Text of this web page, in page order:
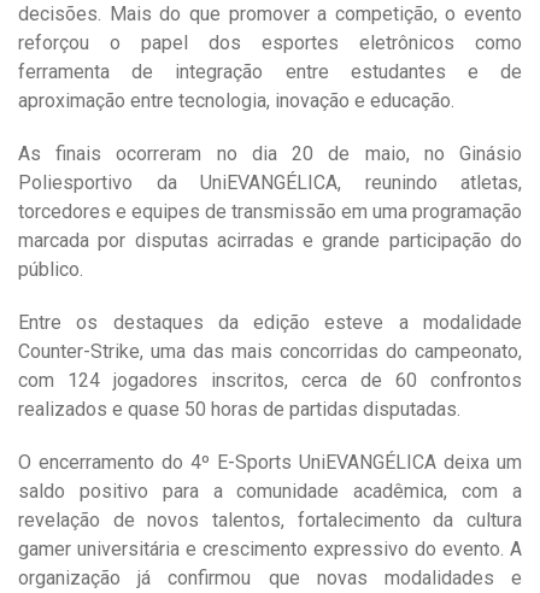
decisões. Mais do que promover a competição, o evento
reforçou o papel dos esportes eletrônicos como
ferramenta de integração entre estudantes e de
aproximação entre tecnologia, inovação e educação.
As finais ocorreram no dia 20 de maio, no Ginásio
Poliesportivo da UniEVANGÉLICA, reunindo atletas,
torcedores e equipes de transmissão em uma programação
marcada por disputas acirradas e grande participação do
público.
Entre os destaques da edição esteve a modalidade
Counter-Strike, uma das mais concorridas do campeonato,
com 124 jogadores inscritos, cerca de 60 confrontos
realizados e quase 50 horas de partidas disputadas.
O encerramento do 4º E-Sports UniEVANGÉLICA deixa um
saldo positivo para a comunidade acadêmica, com a
revelação de novos talentos, fortalecimento da cultura
gamer universitária e crescimento expressivo do evento. A
organização já confirmou que novas modalidades e